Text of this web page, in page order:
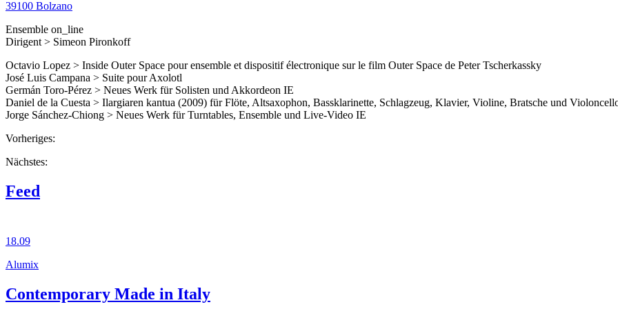
39100 Bolzano
Ensemble on_line
Dirigent > Simeon Pironkoff
Octavio Lopez > Inside Outer Space pour ensemble et dispositif électronique sur le film Outer Space de Peter Tscherkassky
José Luis Campana > Suite pour Axolotl
Germán Toro-Pérez > Neues Werk für Solisten und Akkordeon IE
Daniel de la Cuesta > Ilargiaren kantua (2009) für Flöte, Altsaxophon, Bassklarinette, Schlagzeug, Klavier, Violine, Bratsche und
Jorge Sánchez-Chiong > Neues Werk für Turntables, Ensemble und Live-Video IE
Vorheriges:
Nächstes:
Feed
18.09
Alumix
Contemporary Made in Italy